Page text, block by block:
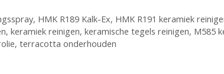
, HMK R189 Kalk-Ex, HMK R191 keramiek
, keramiek reinigen, keramische tegels reinigen, M585
, terracotta onderhouden